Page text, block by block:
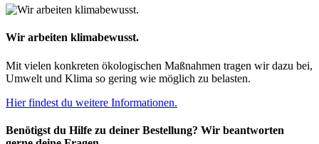
Wir arbeiten klimabewusst.
Mit vielen konkreten ökologischen Maßnahmen tragen wir dazu bei,
Umwelt und Klima so gering wie möglich zu belasten.
Hier findest du weitere Informationen.
Benötigst du Hilfe zu deiner Bestellung? Wir beantworten